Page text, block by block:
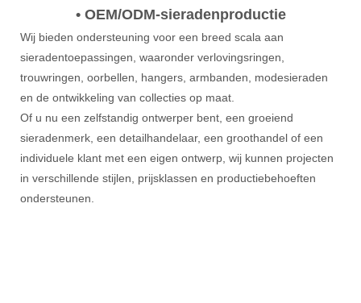
• OEM/ODM-sieradenproductie
Wij bieden ondersteuning voor een breed scala aan
sieradentoepassingen, waaronder verlovingsringen,
trouwringen, oorbellen, hangers, armbanden, modesieraden
en de ontwikkeling van collecties op maat.
Of u nu een zelfstandig ontwerper bent, een groeiend
sieradenmerk, een detailhandelaar, een groothandel of een
individuele klant met een eigen ontwerp, wij kunnen projecten
in verschillende stijlen, prijsklassen en productiebehoeften
ondersteunen.